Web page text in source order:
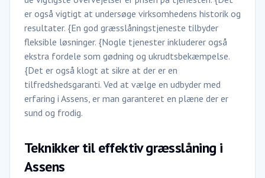
er også vigtigt at undersøge virksomhedens historik og
resultater. {En god græsslåningstjeneste tilbyder
fleksible løsninger. {Nogle tjenester inkluderer også
ekstra fordele som gødning og ukrudtsbekæmpelse.
{Det er også klogt at sikre at der er en
tilfredshedsgaranti. Ved at vælge en udbyder med
erfaring i Assens, er man garanteret en plæne der er
sund og frodig.
Teknikker til effektiv græsslåning i
Assens